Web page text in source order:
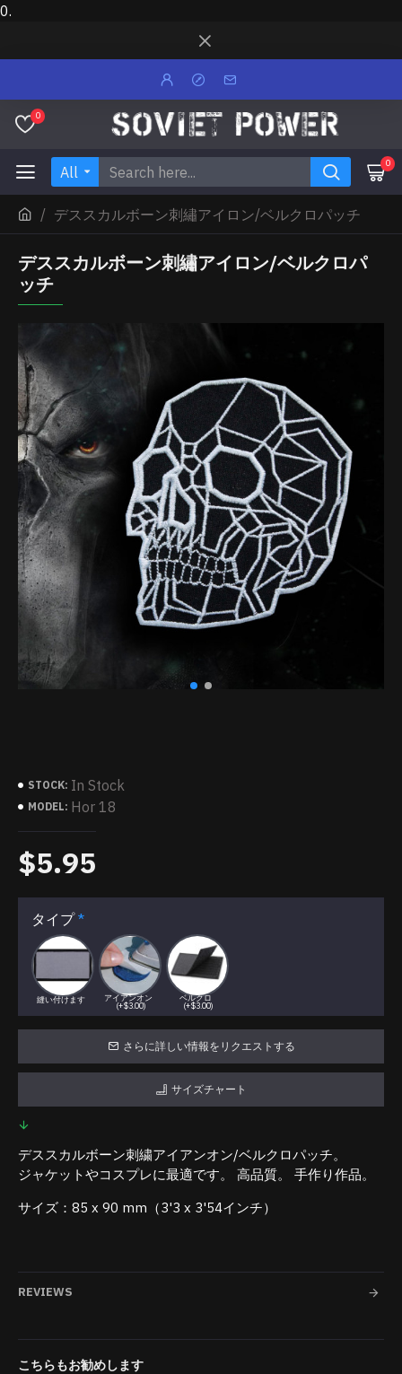
0.
0
All 0
デススカルボーン刺繡アイロン/ベルクロパッチ
デススカルボーン刺繡アイロン/ベルクロパ
ッチ
STOCK: In Stock
MODEL: Hor 18
$5.95
タイプ
縫い付けます
アイアンオン
(+$3.00)
ベルクロ
(+$3.00)
さらに詳しい情報をリクエストする
サイズチャート
デススカルボーン刺繍アイアンオン/ベルクロパッチ。
ジャケットやコスプレに最適です。 高品質。 手作り作品。
サイズ：85 x 90 mm（3'3 x 3'54インチ）
REVIEWS
こちらもお勧めします